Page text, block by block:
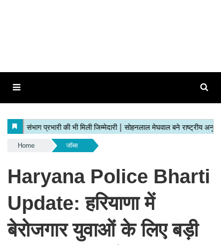
Home जॉब्स
Haryana Police Bharti
Update: हरियाणा में
बेरोजगार युवाओं के लिए बड़ी